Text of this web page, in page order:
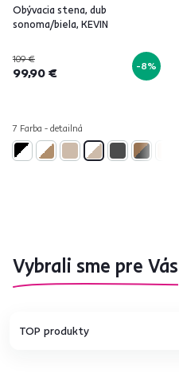
Obývacia stena, dub
sonoma/biela, KEVIN
109 €
99,90 € -8%
7 Farba - detailná
Vybrali sme pre Vás
TOP produkty